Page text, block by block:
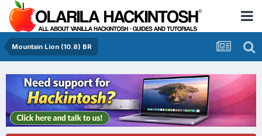
Mountain Lion (10.8) BR